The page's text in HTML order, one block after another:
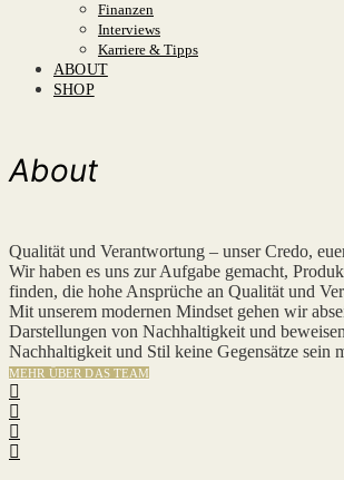
Finanzen
Interviews
Karriere & Tipps
ABOUT
SHOP
About
Qualität und Verantwortung – unser Credo,
Wir haben es uns zur Aufgabe gemacht,
finden, die hohe Ansprüche an Qualität und
Mit unserem modernen Mindset gehen wir
Darstellungen von Nachhaltigkeit und
Nachhaltigkeit und Stil keine Gegensätze sein
MEHR ÜBER DAS TEAM